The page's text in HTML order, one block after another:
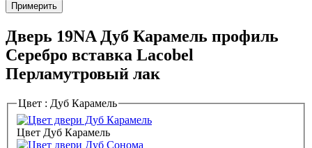
Примерить
Дверь 19NA Дуб Карамель профиль
Серебро вставка Lacobel
Перламутровый лак
Цвет : Дуб Карамель
Цвет Дуб Карамель